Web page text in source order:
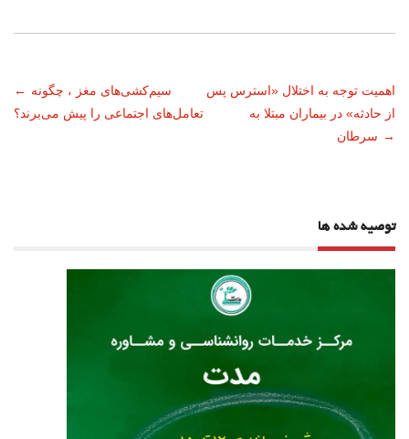
ناوبری
نوشته
← سیم‌کشی‌های مغز ، چگونه
تعامل‌های اجتماعی را پیش می‌برند؟
اهمیت توجه به اختلال «استرس پس
از حادثه» در بیماران مبتلا به
سرطان →
توصیه شده ها